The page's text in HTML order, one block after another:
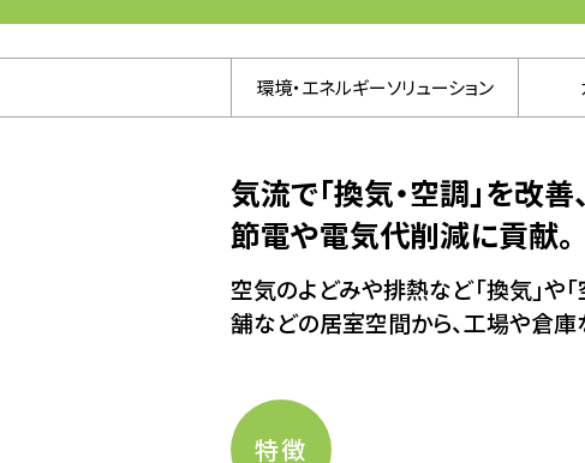
環境・エネルギーソリューション
気流で「換気・空調」を改善、
節電や電気代削減に貢献。
空気のよどみや排熱など「換気」や
舗などの居室空間から、工場や倉
特徴